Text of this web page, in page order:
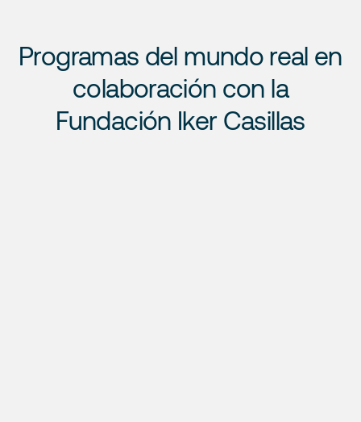
Programas del mundo real en
colaboración con la
Fundación Iker Casillas